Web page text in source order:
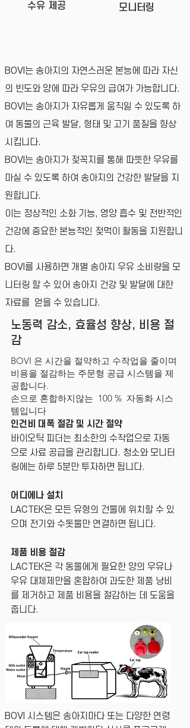
​수유 제공
​모니터링
BOVI는 송아지의 자연스러운 본능에 따라 자신
의 빈도와 양에 따라 우유의 급여가 가능합니다.
BOVI는 송아지가 자유롭게 움직일 수 있도록 하
여 동물의 근육 발달, 형태 및 고기 품질을 향상
시킵니다.
BOVI는 송아지가 젖꼭지를 통해 따뜻한 우유를
마실 수 있도록 하여 송아지의 건강한 발달을 지
원합니다.
이는 정상적인 소화 기능, 영양 흡수 및 전반적인
건강에 중요한 본능적인 젖먹이 활동을 지원합니
다.
BOVI를 사용하면 개별 송아지 우유 소비량을 모
니터링 할 수 있어 송아지 건강 및 발달에 대한
자료를 얻을 수 있습니다.
노동력 감소, 효율성 향상, 비용 절
감
BOVI 은 시간을 절약하고 수작업을 줄이며
비용을 절감하는 주문형 공급 시스템을 제
공합니다.
손으로 혼합하지않는 100 % 자동화 시스
템입니다
인건비 대폭 절감 및 시간 절약
바이오틱 피더는 최소한의 수작업으로 자동
으로 사료 공급을 관리합니다. 청소와 모니터
링에는 하루 5분만 투자하면 됩니다.
어디에나 설치
LACTEK은 모든 유형의 건물에 위치할 수 있
으며 전기와 수돗물만 연결하면 됩니다.
제품 비용 절감
LACTEK은 각 동물에게 필요한 양의 우유나
우유 대체제만을 혼합하여 과도한 제품 낭비
를 제거하고 제품 비용을 절감하는 데 도움을
줍니다.
BOVI 시스템은 송아지마다 또는 다양한 연령